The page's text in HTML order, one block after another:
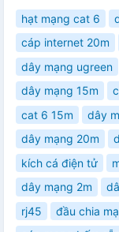
hạt mạng cat 6
cáp internet 20m
dây mạng ugreen
dây mạng 15m
cat 6 15m
dây
dây mạng 20m
kích cá điện tử
dây mạng 2m
rj45
đầu chia